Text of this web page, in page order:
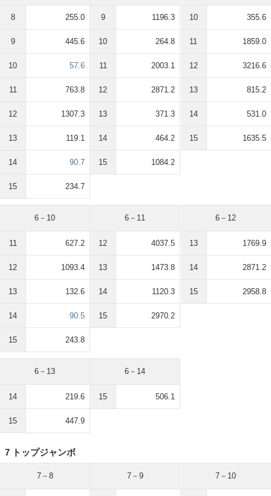
8 255.0
9 445.6
10 57.6
11 763.8
12 1307.3
13 119.1
14 90.7
15 234.7
9 1196.3
10 264.8
11 2003.1
12 2871.2
13 371.3
14 464.2
15 1084.2
10 355.6
11 1859.0
12 3216.6
13 815.2
14 531.0
15 1635.5
6－10
11 627.2
12 1093.4
13 132.6
14 90.5
15 243.8
6－11
12 4037.5
13 1473.8
14 1120.3
15 2970.2
6－12
13 1769.9
14 2871.2
15 2958.8
6－13
14 219.6
15 447.9
6－14
15 506.1
7 トップジャンボ
7－8 7－9 7－10